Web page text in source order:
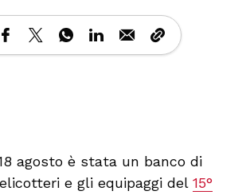
agosto è stata un banco di
e gli equipaggi del 15°